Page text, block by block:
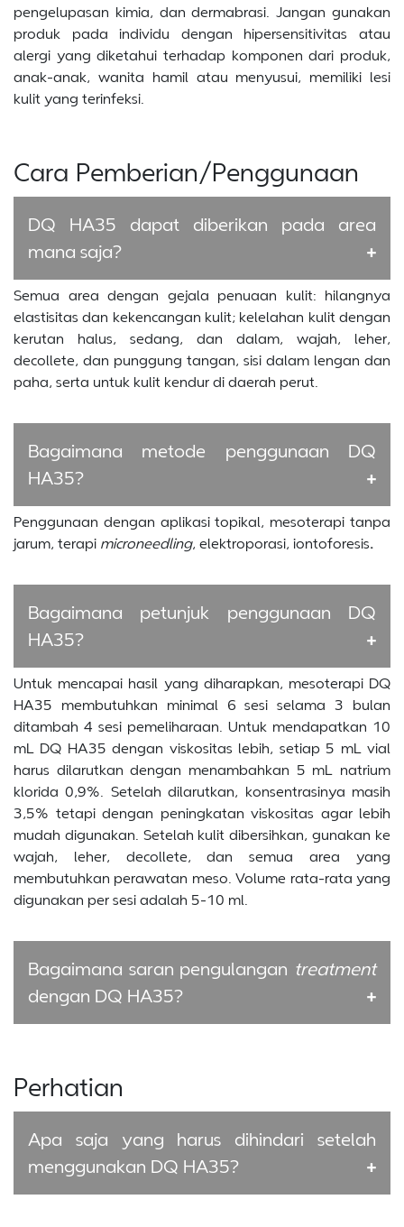
pengelupasan kimia, dan dermabrasi. Jangan gunakan
produk pada individu dengan hipersensitivitas atau
alergi yang diketahui terhadap komponen dari produk,
anak-anak, wanita hamil atau menyusui, memiliki lesi
kulit yang terinfeksi.
Cara Pemberian/Penggunaan
DQ HA35 dapat diberikan pada area
mana saja?
Semua area dengan gejala penuaan kulit: hilangnya
elastisitas dan kekencangan kulit; kelelahan kulit dengan
kerutan halus, sedang, dan dalam, wajah, leher,
decollete, dan punggung tangan, sisi dalam lengan dan
paha, serta untuk kulit kendur di daerah perut.
Bagaimana metode penggunaan DQ
HA35?
Penggunaan dengan aplikasi topikal, mesoterapi tanpa
jarum, terapi microneedling, elektroporasi, iontoforesis.
Bagaimana petunjuk penggunaan DQ
HA35?
Untuk mencapai hasil yang diharapkan, mesoterapi DQ
HA35 membutuhkan minimal 6 sesi selama 3 bulan
ditambah 4 sesi pemeliharaan. Untuk mendapatkan 10
mL DQ HA35 dengan viskositas lebih, setiap 5 mL vial
harus dilarutkan dengan menambahkan 5 mL natrium
klorida 0,9%. Setelah dilarutkan, konsentrasinya masih
3,5% tetapi dengan peningkatan viskositas agar lebih
mudah digunakan. Setelah kulit dibersihkan, gunakan ke
wajah, leher, decollete, dan semua area yang
membutuhkan perawatan meso. Volume rata-rata yang
digunakan per sesi adalah 5-10 ml.
Bagaimana saran pengulangan treatment
dengan DQ HA35?
Perhatian
Apa saja yang harus dihindari setelah
menggunakan DQ HA35?